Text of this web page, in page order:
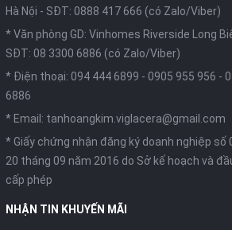
Hà Nội - SĐT: 0888 417 666 (có Zalo/Viber)
* Văn phòng GD: Vinhomes Riverside Long
SĐT: 08 3300 6886 (có Zalo/Viber)
* Điện thoại: 094 444 6899 - 0905 955 956 -
6886
* Email: tanhoangkim.viglacera@gmail.com
* Giấy chứng nhận đăng ký doanh nghiệp số
20 tháng 09 năm 2016 do Sở kế hoạch và
cấp phép
NHẬN TIN KHUYẾN MÃI